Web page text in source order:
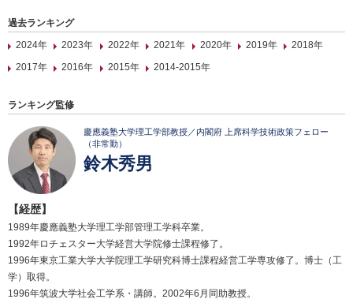
過去ランキング
2024年
2023年 2022年 2021年 2020年 2019年
2018年
2017年
2016年 2015年 2014-2015年
ランキング監修
慶應義塾大学理工学部教授／内閣府 上席科学技術政策フェロー
（非常勤）
鈴木秀男
【経歴】
1989年慶應義塾大学理工学部管理工学科卒業。
1992年ロチェスター大学経営大学院修士課程修了。
1996年東京工業大学大学院理工学研究科博士課程経営工学専攻修了。博士（工
学）取得。
1996年筑波大学社会工学系・講師。2002年6月同助教授。